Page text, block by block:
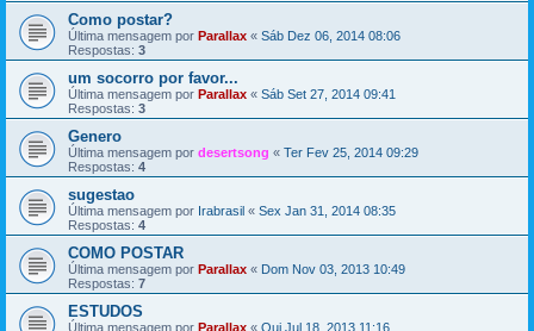
Como postar?
Última mensagem por Parallax « Sáb Dez 06, 2014 08:06
Respostas: 3
um socorro por favor...
Última mensagem por Parallax « Sáb Set 27, 2014 09:41
Respostas: 3
Genero
Última mensagem por desertsong « Ter Fev 25, 2014 09:29
Respostas: 4
sugestao
Última mensagem por Irabrasil « Sex Jan 31, 2014 08:35
Respostas: 4
COMO POSTAR
Última mensagem por Parallax « Dom Nov 03, 2013 10:49
Respostas: 7
ESTUDOS
Última mensagem por Parallax « Qui Jul 18, 2013 11:16